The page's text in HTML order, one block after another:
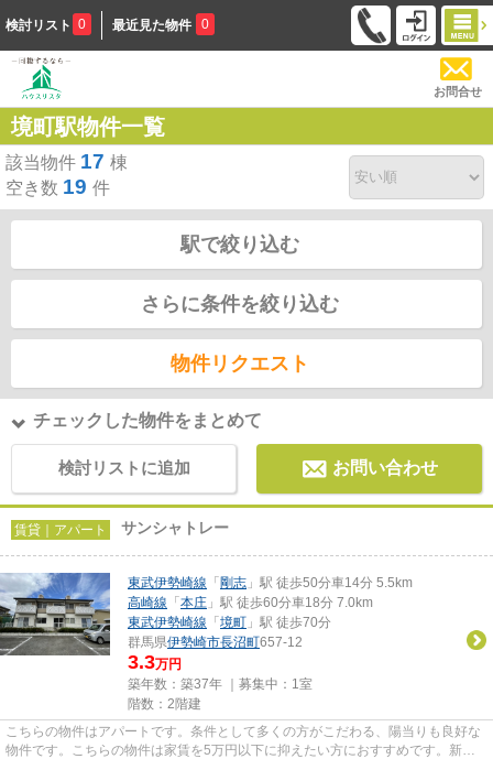
検討リスト 0 最近見た物件 0
お問合せ
境町駅物件一覧
該当物件 17 棟
空き数 19 件
駅で絞り込む
さらに条件を絞り込む
物件リクエスト
チェックした物件をまとめて
検討リストに追加 お問い合わせ
賃貸｜アパート サンシャトレー
東武伊勢崎線 「 剛志 」駅 徒歩50分車14分 5.5km
高崎線 「 本庄 」駅 徒歩60分車18分 7.0km
東武伊勢崎線 「 境町 」駅 徒歩70分
群馬県伊勢崎市長沼町657-12
3.3万円
築年数：築37年 ｜募集中： 1室
階数：2階建
こちらの物件はアパートです。条件として多くの方がこだわる、陽当りも良好な
物件です。こちらの物件は家賃を5万円以下に抑えたい方におすすめです。新着